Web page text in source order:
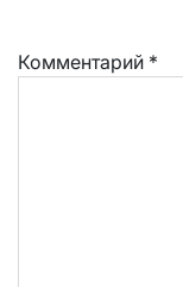
Комментарий *